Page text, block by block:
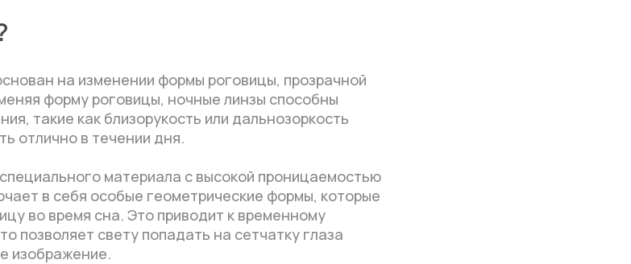
на изменении формы роговицы, прозрачной
форму роговицы, ночные линзы способны
такие как близорукость или дальнозоркость
отлично в течении дня.
материала с высокой проницаемостью
в себя особые геометрические формы, которые
во время сна. Это приводит к временному
позволяет свету попадать на сетчатку глаза
изображение.